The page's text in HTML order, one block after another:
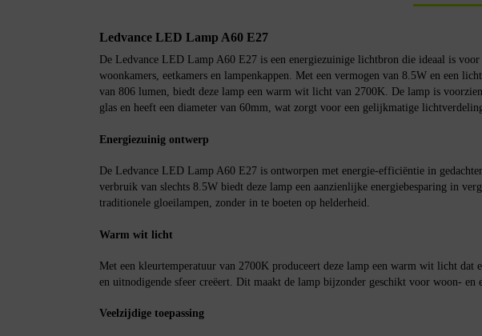
Ledvance LED Lamp A60 E27
De Ledvance LED Lamp A60 E27 is een energiezuinige lichtbron die ideaal is
woonkamers, eetkamers en lampenkappen. Met een vermogen van 8.5W en een
van 806 lumen, biedt deze lamp een warm wit licht van 2700K. De lamp is
glas en heeft een diameter van 60mm, wat zorgt voor een gelijkmatige
Energiezuinig ontwerp
De Ledvance LED Lamp A60 E27 is ontworpen met energie-efficiëntie in
verbruik van slechts 8.5W biedt deze lamp een aanzienlijke energiebesparing in
traditionele gloeilampen, zonder in te boeten op helderheid.
Warm wit licht
Met een kleurtemperatuur van 2700K produceert deze lamp een warm wit licht dat
en uitnodigende sfeer creëert. Dit maakt de lamp bijzonder geschikt voor woon- en
Veelzijdige toepassing